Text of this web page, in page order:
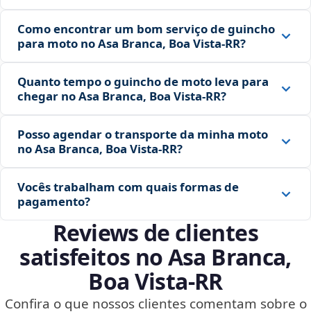
Como encontrar um bom serviço de guincho
para moto no Asa Branca, Boa Vista‑RR?
Quanto tempo o guincho de moto leva para
chegar no Asa Branca, Boa Vista‑RR?
Posso agendar o transporte da minha moto
no Asa Branca, Boa Vista‑RR?
Vocês trabalham com quais formas de
pagamento?
Reviews de clientes
satisfeitos no Asa Branca,
Boa Vista‑RR
Confira o que nossos clientes comentam sobre o